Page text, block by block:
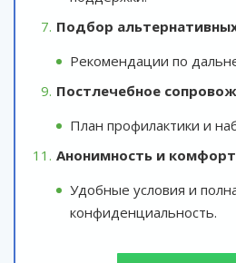
Подбор
Рекомендации по
Постлечебное
План профилактики и
Анонимность и комфорт
Удобные условия и
конфиденциальность.